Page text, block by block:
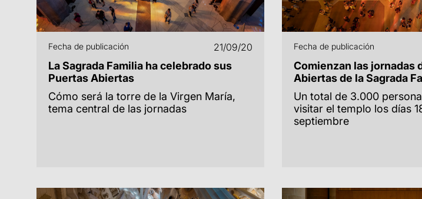
Fecha de publicación 21/09/20
La Sagrada Familia ha celebrado sus
Puertas Abiertas
Cómo será la torre de la Virgen María,
tema central de las jornadas
Fecha de publicación
Comienzan las jornadas
Abiertas de la Sagrada
Un total de 3.000
visitar el templo los días
septiembre